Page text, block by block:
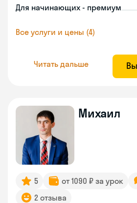
Для начинающих - премиум
Все услуги и цены (4)
Читать дальше
Михаил
5 от 1090 ₽ за урок
2 отзыва